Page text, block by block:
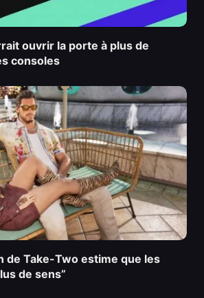
ouvrir la porte à plus de
consoles
de Take-Two estime que les
de sens”